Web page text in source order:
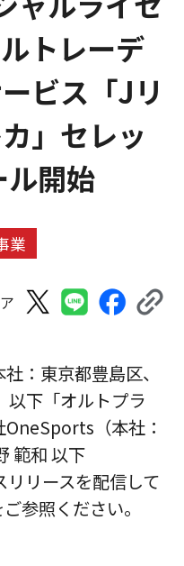
トレーデ
ビス「Jリ
」セレッ
ル開始
業
：東京都豊島区、
以下「オルトプラ
（本社：
範和 以下
リースを配信して
参照ください。